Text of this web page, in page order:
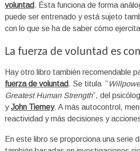
voluntad. Ésta funciona de forma
puede ser entrenado y está sujeto
con lo que se ha de saber cómo
La fuerza de voluntad es
Hay otro libro también recomendable
fuerza de voluntad. Se titula ”
Greatest Human Strength”, del
yJohn Tierney. A más autocontrol,
reactividad y más decisiones y
En este libro se proporciona una serie